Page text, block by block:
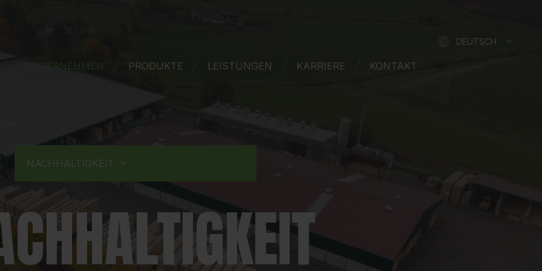
UNTERNEHMEN PRODUKTE LEISTUNGEN KARRIERE KONTAKT
DEUTSCH
NACHHALTIGKEIT